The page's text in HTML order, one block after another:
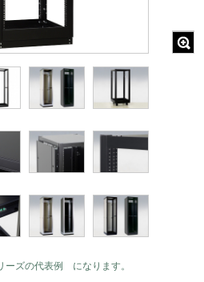
ズの代表例 になります。